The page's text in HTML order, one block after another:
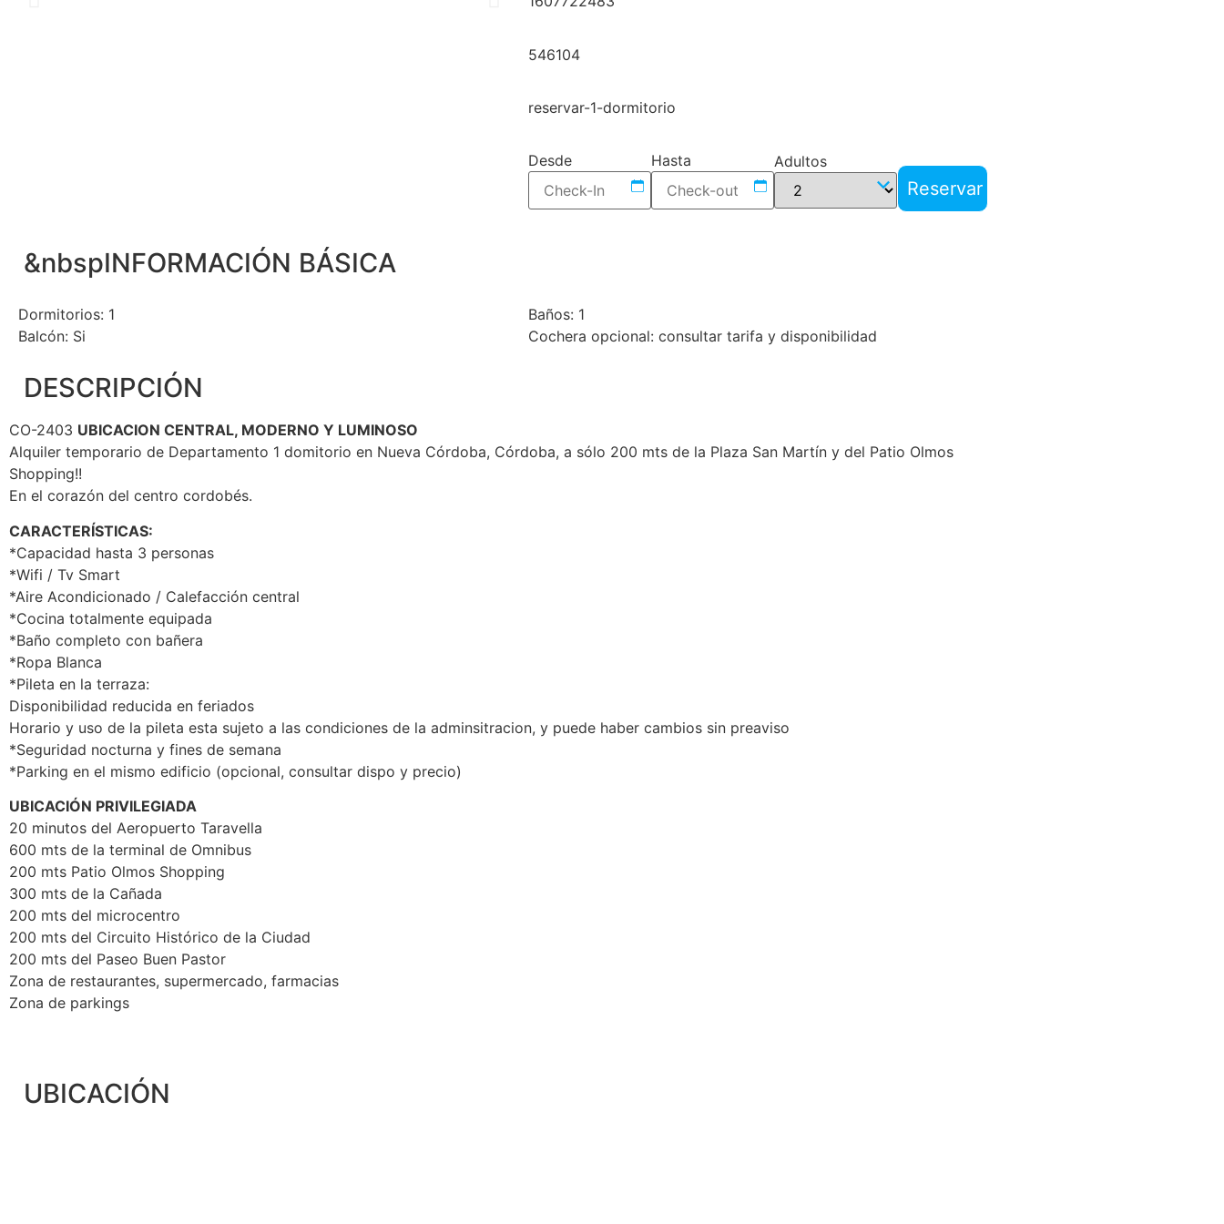
546104
reservar-1-dormitorio
Desde Hasta Adultos
Reservar
&nbspINFORMACIÓN BÁSICA
Dormitorios: 1
Balcón: Si
Baños: 1
Cochera opcional: consultar tarifa y disponibilidad
DESCRIPCIÓN
CO-2403 UBICACION CENTRAL, MODERNO Y LUMINOSO
Alquiler temporario de Departamento 1 domitorio en Nueva Córdoba, Córdoba, a sólo 200 mts de la Plaza San Martín y del Patio Olmos
Shopping!!
En el corazón del centro cordobés.
CARACTERÍSTICAS:
*Capacidad hasta 3 personas
*Wifi / Tv Smart
*Aire Acondicionado / Calefacción central
*Cocina totalmente equipada
*Baño completo con bañera
*Ropa Blanca
*Pileta en la terraza:
Disponibilidad reducida en feriados
Horario y uso de la pileta esta sujeto a las condiciones de la adminsitracion, y puede haber cambios sin preaviso
*Seguridad nocturna y fines de semana
*Parking en el mismo edificio (opcional, consultar dispo y precio)
UBICACIÓN PRIVILEGIADA
20 minutos del Aeropuerto Taravella
600 mts de la terminal de Omnibus
200 mts Patio Olmos Shopping
300 mts de la Cañada
200 mts del microcentro
200 mts del Circuito Histórico de la Ciudad
200 mts del Paseo Buen Pastor
Zona de restaurantes, supermercado, farmacias
Zona de parkings
UBICACIÓN